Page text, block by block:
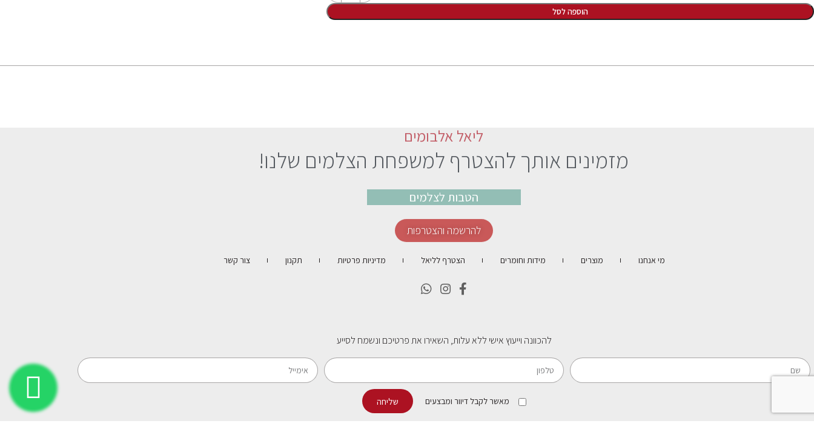
הוספה לסל
ליאל אלבומים
מזמינים אותך להצטרף למשפחת הצלמים שלנו!
הטבות לצלמים
להרשמה והצטרפות
מי אנחנו מוצרים מידות וחומרים הצטרף לליאל מדיניות פרטיות תקנון צור קשר
להכוונה וייעוץ אישי ללא עלות, השאירו את פרטיכם ונשמח לסייע
מאשר לקבל דיוור ומבצעים שליחה